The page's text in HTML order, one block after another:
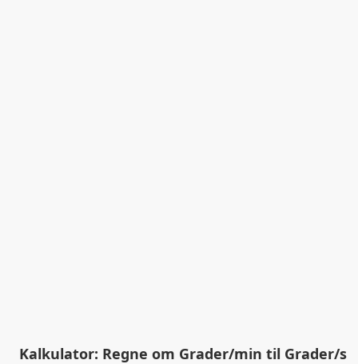
Kalkulator: Regne om Grader/min til Grader/s